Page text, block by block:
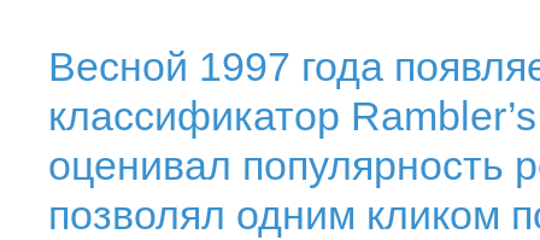
Весной 1997 года
классификатор
оценивал популярность
позволял одним кликом